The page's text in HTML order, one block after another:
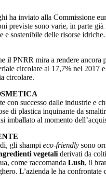
ha inviato alla Commissione
previste sono varie, in parte
e sostenibile delle risorse idriche.
il PNRR mira a rendere ancora
circolare al 17,7% nel
circolare.
con successo dalle industrie e
di plastica inquinante da
imballato al momento
gli shampi eco-friendly sono
vegetali derivati da
come raccomanda Lush, il
L’azienda le ha